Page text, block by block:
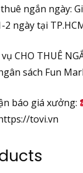
ngắn ngày:
2 ngày tại
CHO THUÊ
sách Fun
báo giá xưởng:
tovi.vn